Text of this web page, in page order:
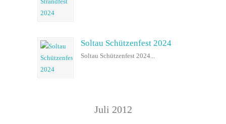
Soltau Schützenfest 2024
Soltau Schützenfest 2024...
Juli 2012